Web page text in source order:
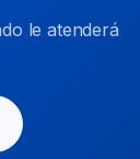
le atenderá